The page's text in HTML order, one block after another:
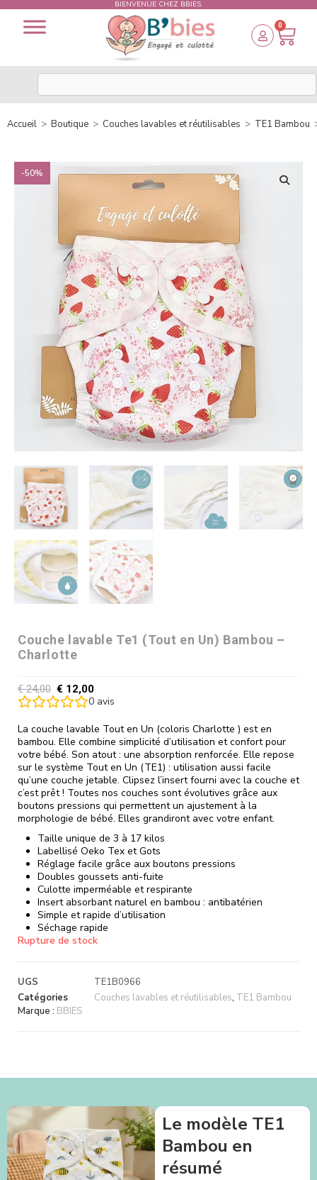
BIENVENUE CHEZ BBIES.
0
Accueil > Boutique > Couches lavables et réutilisables > TE1 Bambou
-50%
Couche lavable Te1 (Tout en Un) Bambou –
Charlotte
€24,00 € 12,00
0 avis
La couche lavable Tout en Un (coloris Charlotte ) est en
bambou. Elle combine simplicité d’utilisation et confort pour
votre bébé. Son atout : une absorption renforcée. Elle repose
sur le système Tout en Un (TE1) : utilisation aussi facile
qu’une couche jetable. Clipsez l’insert fourni avec la couche et
c’est prêt ! Toutes nos couches sont évolutives grâce aux
boutons pressions qui permettent un ajustement à la
morphologie de bébé. Elles grandiront avec votre enfant.
Taille unique de 3 à 17 kilos
Labellisé Oeko Tex et Gots
Réglage facile grâce aux boutons pressions
Doubles goussets anti-fuite
Culotte imperméable et respirante
Insert absorbant naturel en bambou : antibatérien
Simple et rapide d’utilisation
Séchage rapide
Rupture de stock
UGS
TE1B0966
Catégories
Couches lavables et réutilisables, TE1 Bambou
Marque : BBIES
Le modèle TE1
Bambou en
résumé